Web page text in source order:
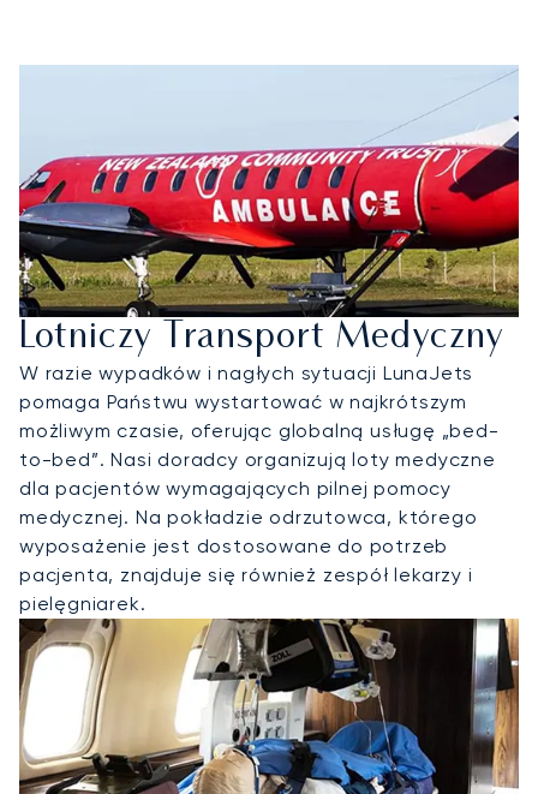
Lotniczy Transport Medyczny
W razie wypadków i nagłych sytuacji LunaJets
pomaga Państwu wystartować w najkrótszym
możliwym czasie, oferując globalną usługę „bed-
to-bed”. Nasi doradcy organizują loty medyczne
dla pacjentów wymagających pilnej pomocy
medycznej. Na pokładzie odrzutowca, którego
wyposażenie jest dostosowane do potrzeb
pacjenta, znajduje się również zespół lekarzy i
pielęgniarek.